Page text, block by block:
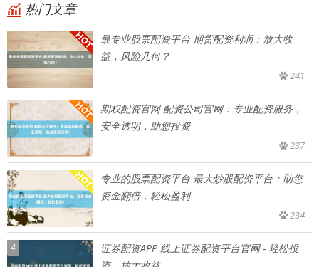
热门文章
最专业股票配资平台 期货配资利润：放大收
益，风险几何？
241
期权配资官网 配资公司官网：专业配资服务，
安全透明，助您投资
237
专业的股票配资平台 最大炒股配资平台：助您
资金翻倍，轻松盈利
234
4
证券配资APP 线上证券配资平台官网 - 轻松投